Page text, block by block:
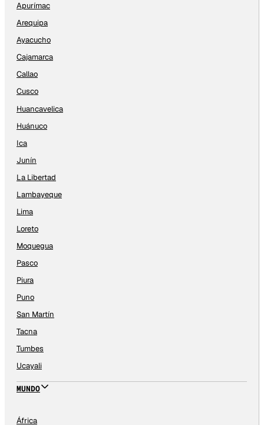
Apurímac
Arequipa
Ayacucho
Cajamarca
Callao
Cusco
Huancavelica
Huánuco
Ica
Junín
La Libertad
Lambayeque
Lima
Loreto
Moquegua
Pasco
Piura
Puno
San Martín
Tacna
Tumbes
Ucayali
MUNDO
África